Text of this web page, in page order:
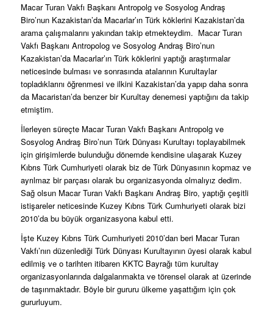
Macar Turan Vakfı Başkanı Antropolg ve Sosyolog Andraş
Biro’nun Kazakistan’da Macarlar’ın Türk köklerini Kazakistan’da
arama çalışmalarını yakından takip etmekteydim. Macar Turan
Vakfı Başkanı Antropolog ve Sosyolog Andraş Biro’nun
Kazakistan’da Macarlar’ın Türk köklerini yaptığı araştırmalar
neticesinde bulması ve sonrasında atalarının Kurultaylar
topladıklarını öğrenmesi ve ilkini Kazakistan’da yapıp daha sonra
da Macaristan’da benzer bir Kurultay denemesi yaptığını da takip
etmiştim.
İlerleyen süreçte Macar Turan Vakfı Başkanı Antropolg ve
Sosyolog Andraş Biro’nun Türk Dünyası Kurultayı toplayabilmek
için girişimlerde bulunduğu dönemde kendisine ulaşarak Kuzey
Kıbrıs Türk Cumhuriyeti olarak biz de Türk Dünyasının kopmaz ve
ayrılmaz bir parçası olarak bu organizasyonda olmalıyız dedim.
Sağ olsun Macar Turan Vakfı Başkanı Andraş Biro, yaptığı çeşitli
istişareler neticesinde Kuzey Kıbrıs Türk Cumhuriyeti olarak bizi
2010’da bu büyük organizasyona kabul etti.
İşte Kuzey Kıbrıs Türk Cumhuriyeti 2010’dan beri Macar Turan
Vakfı’nın düzenlediği Türk Dünyası Kurultayının üyesi olarak kabul
edilmiş ve o tarihten itibaren KKTC Bayrağı tüm kurultay
organizasyonlarında dalgalanmakta ve törensel olarak at üzerinde
de taşınmaktadır. Böyle bir gururu ülkeme yaşattığım için çok
gururluyum.